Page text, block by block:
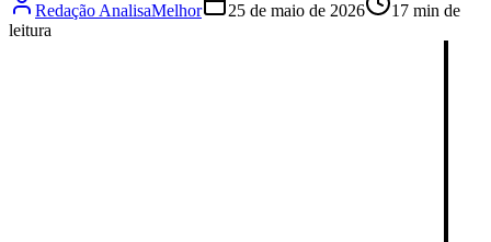
Redação AnalisaMelhor 25 de maio de 2026
17 min de
leitura